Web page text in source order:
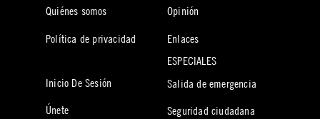
Quiénes somos
Política de privacidad
Inicio De Sesión
Únete
Opinión
Enlaces
ESPECIALES
Salida de emergencia
Seguridad ciudadana